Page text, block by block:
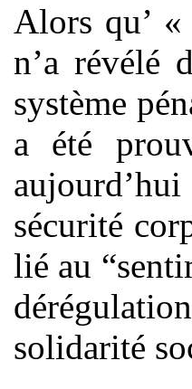
Alors qu’ «
n’a révélé
système
a été
sécurité
lié au
solidarité